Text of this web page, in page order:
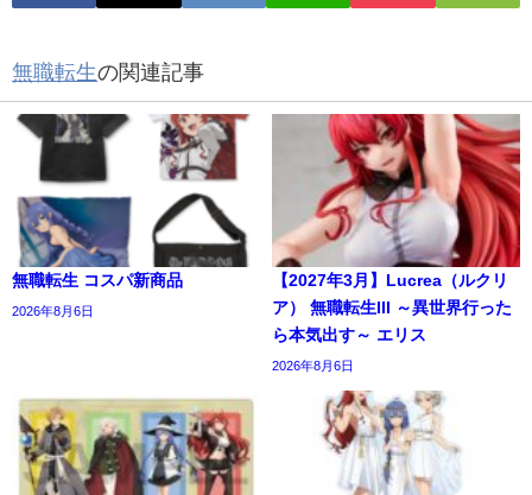
無職転生の関連記事
無職転生 コスパ新商品
2026年8月6日
【2027年3月】Lucrea（ルクリ
ア） 無職転生III ～異世界行った
ら本気出す～ エリス
2026年8月6日